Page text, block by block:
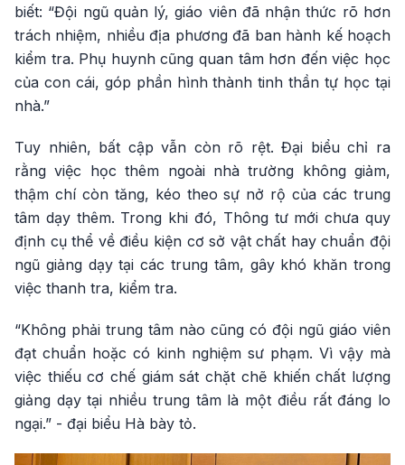
biết: “Đội ngũ quản lý, giáo viên đã nhận thức rõ hơn
trách nhiệm, nhiều địa phương đã ban hành kế hoạch
kiểm tra. Phụ huynh cũng quan tâm hơn đến việc học
của con cái, góp phần hình thành tinh thần tự học tại
nhà.”
Tuy nhiên, bất cập vẫn còn rõ rệt. Đại biểu chỉ ra
rằng việc học thêm ngoài nhà trường không giảm,
thậm chí còn tăng, kéo theo sự nở rộ của các trung
tâm dạy thêm. Trong khi đó, Thông tư mới chưa quy
định cụ thể về điều kiện cơ sở vật chất hay chuẩn đội
ngũ giảng dạy tại các trung tâm, gây khó khăn trong
việc thanh tra, kiểm tra.
“Không phải trung tâm nào cũng có đội ngũ giáo viên
đạt chuẩn hoặc có kinh nghiệm sư phạm. Vì vậy mà
việc thiếu cơ chế giám sát chặt chẽ khiến chất lượng
giảng dạy tại nhiều trung tâm là một điều rất đáng lo
ngại.” - đại biểu Hà bày tỏ.